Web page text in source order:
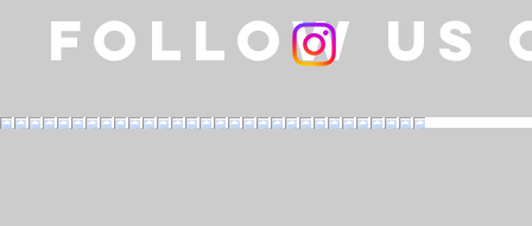
Follow us